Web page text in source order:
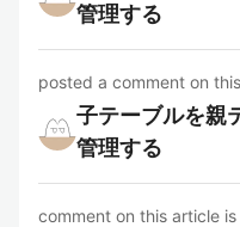
管理する
posted a comment on
子テーブルを親
管理する
comment on this article